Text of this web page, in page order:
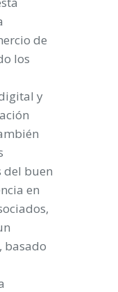
de
los
y
del buen
en
basado